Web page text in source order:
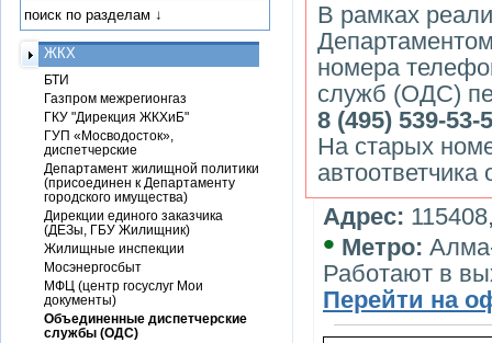
В рамках
номера
служб (ОДС)
8 (495) 539-53-
На старых
Адрес:
• Метро:
Работают в
Перейти на
ЖКХ
БТИ
Газпром межрегионгаз
ГКУ "Дирекция ЖКХиБ"
ГУП «Мосводосток»,
диспетчерские
Департамент жилищной политики
(присоединен к Департаменту
городского имущества)
Дирекции единого заказчика
(ДЕЗы, ГБУ Жилищник)
Жилищные инспекции
Мосэнергосбыт
МФЦ (центр госуслуг Мои
документы)
Объединенные диспетчерские
службы (ОДС)